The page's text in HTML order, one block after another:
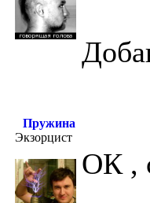
Пружина
Экзорцист
ОК ,